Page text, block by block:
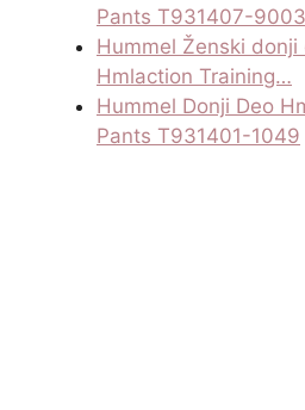
Pants T931407-9003
Hummel Ženski
Hmlaction Training…
Hummel Donji Deo
Pants T931401-1049